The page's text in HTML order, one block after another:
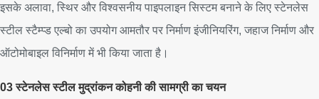
इसके अलावा, स्थिर और विश्वसनीय पाइपलाइन सिस्टम बनाने के लिए स्टेनलेस
स्टील स्टैम्प्ड एल्बो का उपयोग आमतौर पर निर्माण इंजीनियरिंग, जहाज निर्माण और
ऑटोमोबाइल विनिर्माण में भी किया जाता है।
03 स्टेनलेस स्टील मुद्रांकन कोहनी की सामग्री का चयन